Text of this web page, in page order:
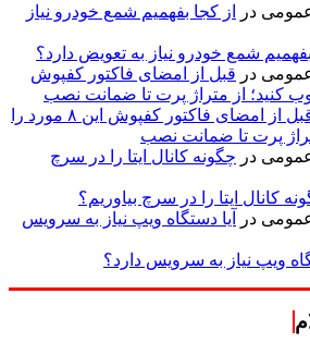
در
از کجا بفهمیم شمع خودرو نیاز
بفهمیم شمع خودرو نیاز به تعویض دارد؟
در قبل از امضای فاکتور کفپوش
قبل از امضای فاکتور کفپوش این ۸ مورد را
پرت تا ضمانت نصب
در چگونه کانال ایتا را در سرچ
کانال ایتا را در سرچ بیاوریم؟
در
آیا دستگاه ویپ نیاز به سرویس
ویپ نیاز به سرویس دارد؟